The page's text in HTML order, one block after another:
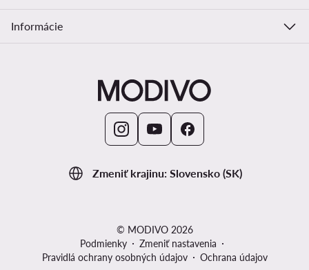
Zmeniť krajinu: Slovensko (SK)
Informácie
© MODIVO 2026
Podmienky
Zmeniť nastavenia
Pravidlá ochrany osobných údajov
Ochrana údajov